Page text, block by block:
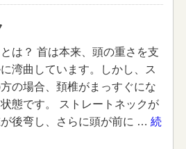
は？ 首は本来、頭の重さを支
湾曲しています。しかし、ス
の場合、頚椎がまっすぐにな
態です。 ストレートネックが
後弯し、さらに頭が前に … 続